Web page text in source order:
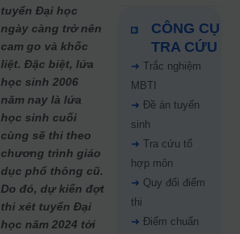
tuyển Đại học
ngày càng trở nên
cam go và khốc
liệt. Đặc biệt, lứa
học sinh 2006
năm nay là lứa
học sinh cuối
cùng sẽ thi theo
chương trình giáo
dục phổ thông cũ.
Do đó, dự kiến đợt
thi xét tuyển Đại
học năm 2024 tới
67%
CÔNG CỤ
TRA CỨU
➜ Trắc nghiệm
MBTI
➜ Đề án tuyển
sinh
➜ Tra cứu tổ
hợp môn
➜ Quy đổi điểm
thi
➜ Điểm chuẩn